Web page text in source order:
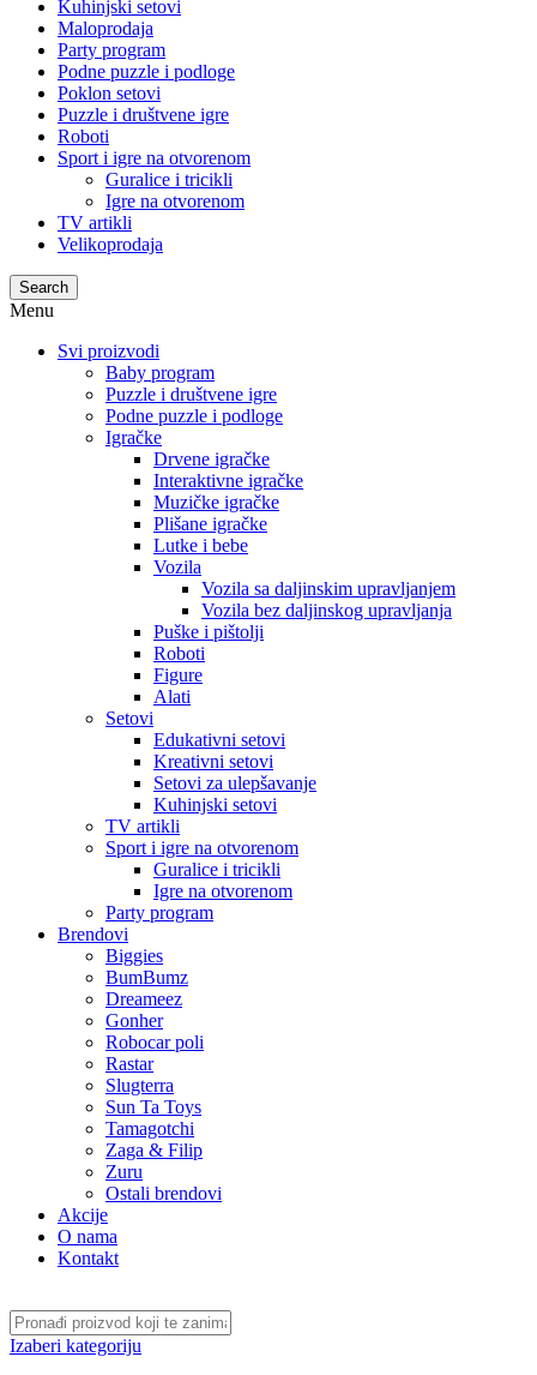
Kuhinjski setovi
Maloprodaja
Party program
Podne puzzle i podloge
Poklon setovi
Puzzle i društvene igre
Roboti
Sport i igre na otvorenom
Guralice i tricikli
Igre na otvorenom
TV artikli
Velikoprodaja
Search
Menu
Svi proizvodi
Baby program
Puzzle i društvene igre
Podne puzzle i podloge
Igračke
Drvene igračke
Interaktivne igračke
Muzičke igračke
Plišane igračke
Lutke i bebe
Vozila
Vozila sa daljinskim upravljanjem
Vozila bez daljinskog upravljanja
Puške i pištolji
Roboti
Figure
Alati
Setovi
Edukativni setovi
Kreativni setovi
Setovi za ulepšavanje
Kuhinjski setovi
TV artikli
Sport i igre na otvorenom
Guralice i tricikli
Igre na otvorenom
Party program
Brendovi
Biggies
BumBumz
Dreameez
Gonher
Robocar poli
Rastar
Slugterra
Sun Ta Toys
Tamagotchi
Zaga & Filip
Zuru
Ostali brendovi
Akcije
O nama
Kontakt
Izaberi kategoriju